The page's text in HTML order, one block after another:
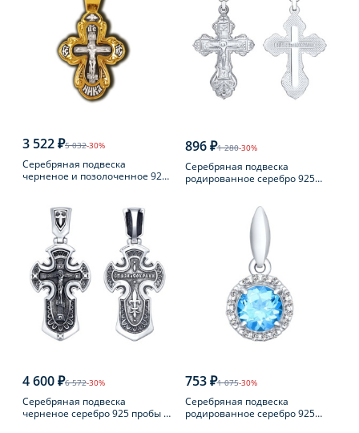
3 522 ₽5 032-30%
Серебряная подвеска
черненое и позолоченное 925
896 ₽1 280-30%
Серебряная подвеска
родированное серебро 925
4 600 ₽6 572-30%
Серебряная подвеска
черненое серебро 925 пробы с
753 ₽1 075-30%
Серебряная подвеска
родированное серебро 925